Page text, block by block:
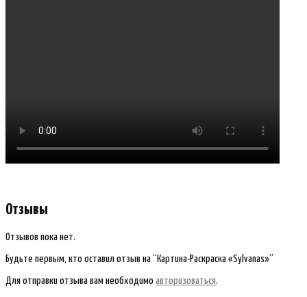
Отзывы
Отзывов пока нет.
Будьте первым, кто оставил отзыв на “Картина-Раскраска «Sylvanas»”
Для отправки отзыва вам необходимо авторизоваться.